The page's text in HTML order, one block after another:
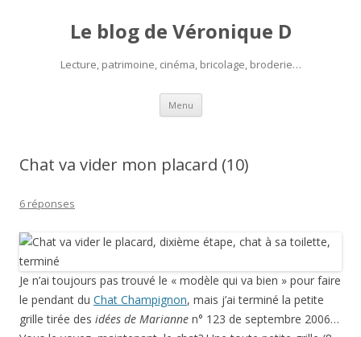
Le blog de Véronique D
Lecture, patrimoine, cinéma, bricolage, broderie…
Menu Aller
contenu
Chat va vider mon placard (10)
6 réponses
Je n’ai toujours pas trouvé le « modèle qui va bien » pour faire
le pendant du Chat Champignon, mais j’ai terminé la petite
grille tirée des idées de Marianne n° 123 de septembre 2006…